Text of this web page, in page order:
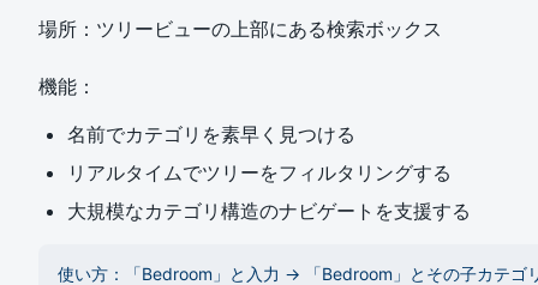
場所：ツリービューの上部にある検索ボックス
機能：
名前でカテゴリを素早く見つける
リアルタイムでツリーをフィルタリングする
大規模なカテゴリ構造のナビゲートを支援する
使い方：「Bedroom」と入力 → 「Bedroom」とその子カテゴ